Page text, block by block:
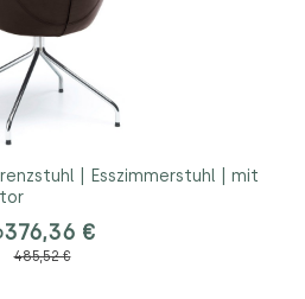
| Esszimmerstuhl | mit
376,36 €
485,52 €